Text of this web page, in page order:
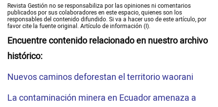
Revista Gestión no se responsabiliza por las opiniones ni comentarios
publicados por sus colaboradores en este espacio, quienes son los
responsables del contenido difundido. Si va a hacer uso de este artículo, por
favor cite la fuente original. Artículo de información (I).
Encuentre contenido relacionado en nuestro archivo
histórico:
Nuevos caminos deforestan el territorio waorani
La contaminación minera en Ecuador amenaza a